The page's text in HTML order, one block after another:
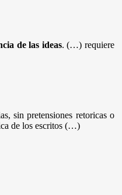
de las ideas. (…) requiere
sin pretensiones retoricas o
de los escritos (…)